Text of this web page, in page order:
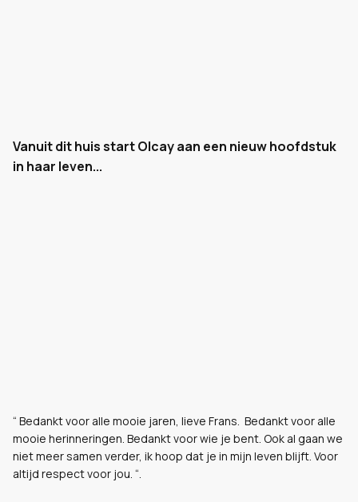
Vanuit dit huis start Olcay aan een nieuw hoofdstuk
in haar leven...
“ Bedankt voor alle mooie jaren, lieve Frans. Bedankt voor alle
mooie herinneringen. Bedankt voor wie je bent. Ook al gaan we
niet meer samen verder, ik hoop dat je in mijn leven blijft. Voor
altijd respect voor jou. “.